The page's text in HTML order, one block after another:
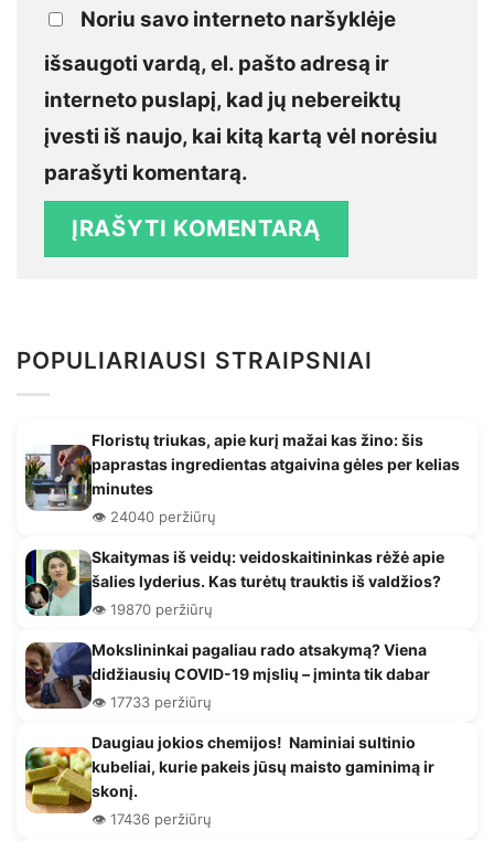
Noriu savo interneto naršyklėje
išsaugoti vardą, el. pašto adresą ir
interneto puslapį, kad jų nebereiktų
įvesti iš naujo, kai kitą kartą vėl norėsiu
parašyti komentarą.
POPULIARIAUSI STRAIPSNIAI
Floristų triukas, apie kurį mažai kas žino: šis
paprastas ingredientas atgaivina gėles per kelias
minutes
👁️ 24040 peržiūrų
Skaitymas iš veidų: veidoskaitininkas rėžė apie
šalies lyderius. Kas turėtų trauktis iš valdžios?
👁️ 19870 peržiūrų
Mokslininkai pagaliau rado atsakymą? Viena
didžiausių COVID-19 mįslių – įminta tik dabar
👁️ 17733 peržiūrų
Daugiau jokios chemijos! Naminiai sultinio
kubeliai, kurie pakeis jūsų maisto gaminimą ir
skonį.
👁️ 17436 peržiūrų